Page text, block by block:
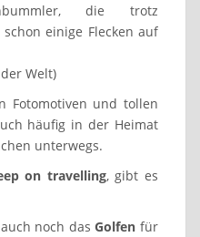
die trotz
einige Flecken auf
Welt)
Fotomotiven und tollen
häufig in der Heimat
unterwegs.
on travelling, gibt es
noch dasGolfen für